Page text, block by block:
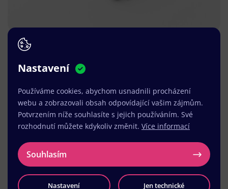
Nastavení
Používáme cookies, abychom usnadnili procházení
webu a zobrazovali obsah odpovídající vašim zájmům.
Potvrzením níže souhlasíte s jejich používáním. Své
rozhodnutí můžete kdykoliv změnit. Více informací
Souhlasím
Nastavení Jen technické